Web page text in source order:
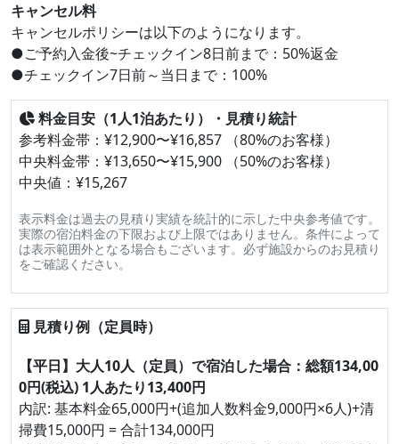
キャンセル料
キャンセルポリシーは以下のようになります。
●ご予約入金後~チェックイン8日前まで：50%返金
●チェックイン7日前～当日まで：100%
料金目安（1人1泊あたり）・見積り統計
参考料金帯：¥12,900〜¥16,857 （80%のお客様）
中央料金帯：¥13,650〜¥15,900 （50%のお客様）
中央値：¥15,267
表示料金は過去の見積り実績を統計的に示した中央参考値です。
実際の宿泊料金の下限および上限ではありません。条件によって
は表示範囲外となる場合もございます。必ず施設からのお見積り
をご確認ください。
見積り例（定員時）
【平日】大人10人（定員）で宿泊した場合：総額134,00
0円(税込) 1人あたり13,400円
内訳: 基本料金65,000円+(追加人数料金9,000円×6人)+清
掃費15,000円 = 合計134,000円